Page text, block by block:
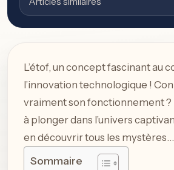
L’étof, un concept fascinant au
l’innovation technologique !
vraiment son fonctionnement ?
à plonger dans l’univers
en découvrir tous les mystères…
Sommaire